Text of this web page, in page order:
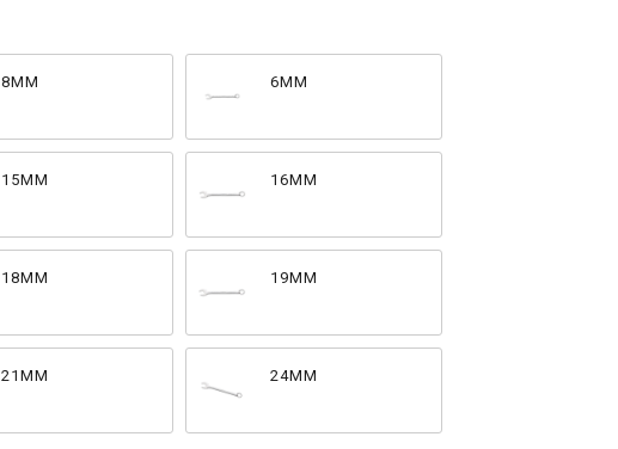
8MM 6MM
15MM 16MM
18MM 19MM
21MM 24MM